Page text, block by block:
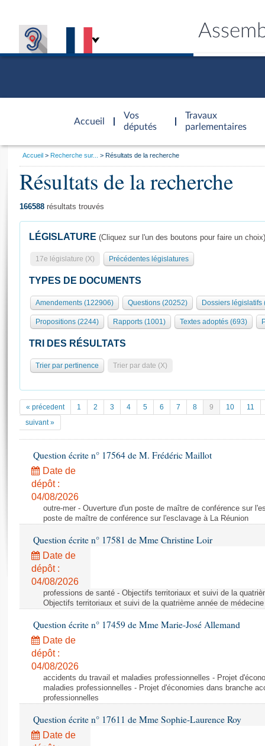
Accueil
d'accueil
Vos
députés
Travaux
parlementaires
Présidence
577 députés
Groupes politiques
Séance publique
Commissions et autres organes
Europe et International
Pétitions
Documents parlementaires
Projets de loi
Propositions de loi
Amendements
Textes adoptés
Rapports d'information
Rapports législatifs
Rapports sur l'application des lois
Baromètre de l’application des lois
Dossiers législatifs
Budget et sécurité sociale
Questions écrites et orales
Comptes rendus des débats
Général
Rôle et pouvoirs de l'Assemblée
Organisation de l'Assemblée
Présidence Conférence des Présidents Bureau Collège des
Statistiques et chiffres clés
Documents de référence
( Constitution | Règlement de l'Assemblée ... )
Histoire
Juniors
Anciennes législatures
Liens vers les sites publics
Visiter l'Assemblée
Visite virtuelle du palais Bourbon
Assister à une séance
La Bibliothèque
Les archives
Contacts et plan d'accès
Photos libres de droit
Vous
Accueil Recherche sur... Résultats de la recherche
Résultats de la recherche
166588 résultats trouvés
LÉGISLATURE (Cliquez sur l'un des boutons pour faire un choix)
17e législature (X) Précédentes législatures
TYPES DE DOCUMENTS
Amendements (122906) Questions (20252) Dossiers législatifs
Propositions (2244) Rapports (1001) Textes adoptés (693)
TRI DES RÉSULTATS
Trier par pertinence Trier par date (X)
« précedent 1 2 3 4 5 6 7 8 9 10
11
suivant »
Question écrite n° 17564 de M. Frédéric Maillot
Date de
dépôt :
04/08/2026
outre-mer - Ouverture d'un poste de maître de conférence sur
poste de maître de conférence sur l'esclavage à La Réunion
Question écrite n° 17581 de Mme Christine Loir
Date de
dépôt :
04/08/2026
professions de santé - Objectifs territoriaux et suivi de la
Objectifs territoriaux et suivi de la quatrième année de médecine
Question écrite n° 17459 de Mme Marie-José Allemand
Date de
dépôt :
04/08/2026
accidents du travail et maladies professionnelles - Projet
maladies professionnelles - Projet d'économies dans branche
professionnelles
Question écrite n° 17611 de Mme Sophie-Laurence Roy
Date de